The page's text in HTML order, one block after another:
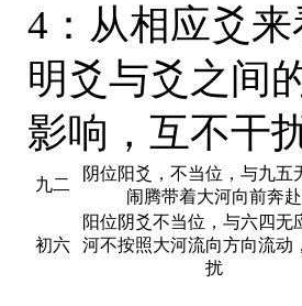
4：从相应爻
明爻与爻之间
影响，互不干扰
九二
阴位阳爻，不当位，与九五
闹腾带着大河向前奔赴
初六
阳位阴爻不当位，与六四无
河不按照大河流向方向流动
扰